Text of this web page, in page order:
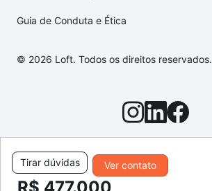
Ver contato
Tirar dúvidas
Guia de Conduta e Ética
© 2026 Loft. Todos os direitos reservados.